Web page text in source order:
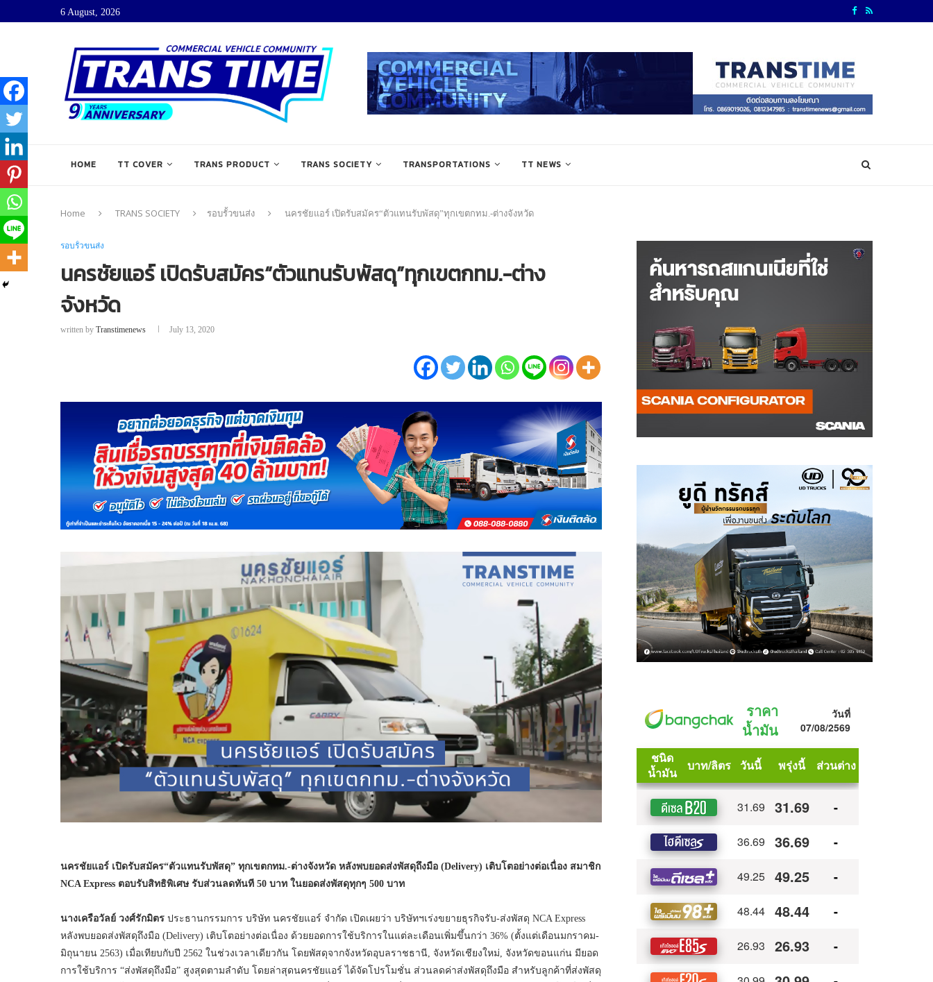
6 August, 2026
HOME TT COVER TRANS PRODUCT TRANS SOCIETY TRANSPORTATIONS TT NEWS
Home TRANS SOCIETY รอบรั้วขนส่ง นครชัยแอร์ เปิดรับสมัคร“ตัวแทนรับพัสดุ”ทุกเขตกทม.-ต่างจังหวัด
รอบรั้วขนส่ง
นครชัยแอร์ เปิดรับสมัคร“ตัวแทนรับพัสดุ”ทุกเขตกทม.-ต่าง
จังหวัด
written by Transtimenews July 13, 2020
นครชัยแอร์ เปิดรับสมัคร“ตัวแทนรับพัสดุ” ทุกเขตกทม.-ต่างจังหวัด หลังพบยอดส่งพัสดุถึงมือ (Delivery) เติบโตอย่างต่อเนื่อง สมาชิก
NCA Express ตอบรับสิทธิพิเศษ รับส่วนลดทันที 50 บาท ในยอดส่งพัสดุทุกๆ 500 บาท
นางเครือวัลย์ วงศ์รักมิตร ประธานกรรมการ บริษัท นครชัยแอร์ จำกัด เปิดเผยว่า บริษัทฯเร่งขยายธุรกิจรับ-ส่งพัสดุ NCA Express
หลังพบยอดส่งพัสดุถึงมือ (Delivery) เติบโตอย่างต่อเนื่อง ด้วยยอดการใช้บริการในแต่ละเดือนเพิ่มขึ้นกว่า 36% (ตั้งแต่เดือนมกราคม-
มิถุนายน 2563) เมื่อเทียบกับปี 2562 ในช่วงเวลาเดียวกัน โดยพัสดุจากจังหวัดอุบลราชธานี, จังหวัดเชียงใหม่, จังหวัดขอนแก่น มียอด
การใช้บริการ “ส่งพัสดุถึงมือ” สูงสุดตามลำดับ โดยล่าสุดนครชัยแอร์ ได้จัดโปรโมชั่น ส่วนลดค่าส่งพัสดุถึงมือ สำหรับลูกค้าที่ส่งพัสดุ